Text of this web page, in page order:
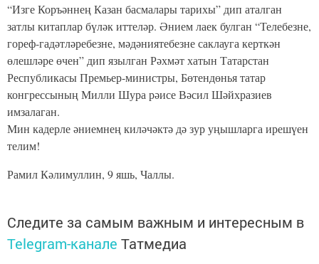
“Изге Коръәннең Казан басмалары тарихы” дип аталган
затлы китаплар бүләк иттеләр. Әнием лаек булган “Телебезне,
гореф-гадәтләребезне, мәдәниятебезне саклауга керткән
өлешләре өчен” дип язылган Рәхмәт хатын Татарстан
Республикасы Премьер-министры, Бөтендөнья татар
конгрессының Милли Шура рәисе Вәсил Шәйхразиев
имзалаган.
Мин кадерле әниемнең киләчәктә дә зур уңышларга ирешүен
телим!
Рамил Кәлимуллин, 9 яшь, Чаллы.
Следите за самым важным и интересным в
Telegram-канале Татмедиа